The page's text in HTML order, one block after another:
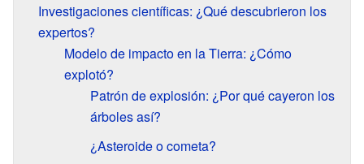
Investigaciones científicas: ¿Qué descubrieron los
expertos?
Modelo de impacto en la Tierra: ¿Cómo
explotó?
Patrón de explosión: ¿Por qué cayeron los
árboles así?
¿Asteroide o cometa?